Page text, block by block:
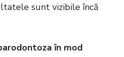
sunt vizibile încă
în mod